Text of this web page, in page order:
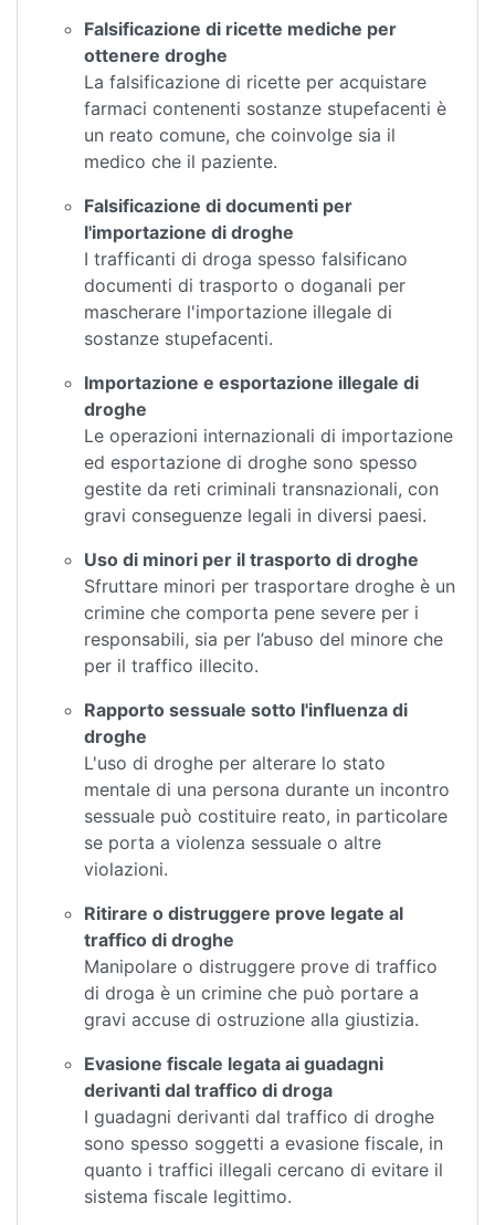
Falsificazione di ricette mediche per
ottenere droghe
La falsificazione di ricette per acquistare
farmaci contenenti sostanze stupefacenti è
un reato comune, che coinvolge sia il
medico che il paziente.
Falsificazione di documenti per
l'importazione di droghe
I trafficanti di droga spesso falsificano
documenti di trasporto o doganali per
mascherare l'importazione illegale di
sostanze stupefacenti.
Importazione e esportazione illegale di
droghe
Le operazioni internazionali di importazione
ed esportazione di droghe sono spesso
gestite da reti criminali transnazionali, con
gravi conseguenze legali in diversi paesi.
Uso di minori per il trasporto di droghe
Sfruttare minori per trasportare droghe è un
crimine che comporta pene severe per i
responsabili, sia per l’abuso del minore che
per il traffico illecito.
Rapporto sessuale sotto l'influenza di
droghe
L'uso di droghe per alterare lo stato
mentale di una persona durante un incontro
sessuale può costituire reato, in particolare
se porta a violenza sessuale o altre
violazioni.
Ritirare o distruggere prove legate al
traffico di droghe
Manipolare o distruggere prove di traffico
di droga è un crimine che può portare a
gravi accuse di ostruzione alla giustizia.
Evasione fiscale legata ai guadagni
derivanti dal traffico di droga
I guadagni derivanti dal traffico di droghe
sono spesso soggetti a evasione fiscale, in
quanto i traffici illegali cercano di evitare il
sistema fiscale legittimo.